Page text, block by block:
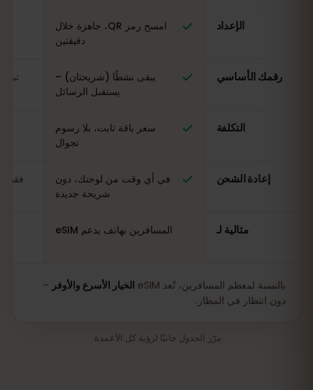
الإعداد
امسح رمز QR، جاهزة خلال
دقيقتين
رقمك الأساسي
يبقى نشطًا (شريحتان) –
يستقبل الرسائل
التكلفة
سعر باقة ثابت، بلا رسوم
تجوال
إعادة الشحن
في أي وقت من لوحتك، دون
شريحة جديدة
فقط
مثالية لـ المسافرين بهاتف يدعم eSIM
بالنسبة لمعظم المسافرين، تُعد eSIM الخيار الأسرع والأوفر –
دون انتظار في المطار.
مرّر الجدول جانبًا لرؤية كل الأعمدة.